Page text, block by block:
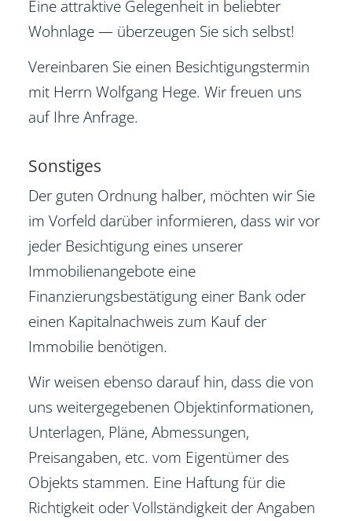
Eine attraktive Gelegenheit in beliebter
Wohnlage — überzeugen Sie sich selbst!
Vereinbaren Sie einen Besichtigungstermin
mit Herrn Wolfgang Hege. Wir freuen uns
auf Ihre Anfrage.
Sonstiges
Der guten Ordnung halber, möchten wir Sie
im Vorfeld darüber informieren, dass wir vor
jeder Besichtigung eines unserer
Immobilienangebote eine
Finanzierungsbestätigung einer Bank oder
einen Kapitalnachweis zum Kauf der
Immobilie benötigen.
Wir weisen ebenso darauf hin, dass die von
uns weitergegebenen Objektinformationen,
Unterlagen, Pläne, Abmessungen,
Preisangaben, etc. vom Eigentümer des
Objekts stammen. Eine Haftung für die
Richtigkeit oder Vollständigkeit der Angaben